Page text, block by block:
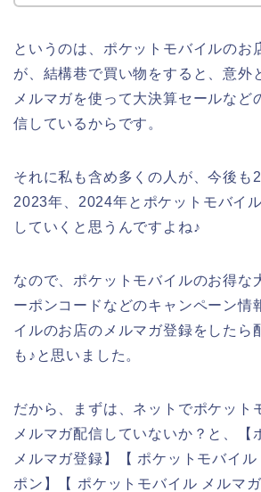
というのは、ポケットモバイルのお
が、結構巷で買い物をすると、意外
メルマガを使って大決算セールなど
信しているからです。
それに私も含め多くの人が、今後も
2023年、2024年とポケットモバイ
していくと思うんですよね♪
なので、ポケットモバイルのお得な
ーポンコードなどのキャンペーン情
イルのお店のメルマガ登録をしたら
も♪と思いました。
だから、まずは、ネットでポケット
メルマガ配信していないか？と、【
メルマガ登録】【 ポケットモバイ
ポン】【 ポケットモバイル メルマ